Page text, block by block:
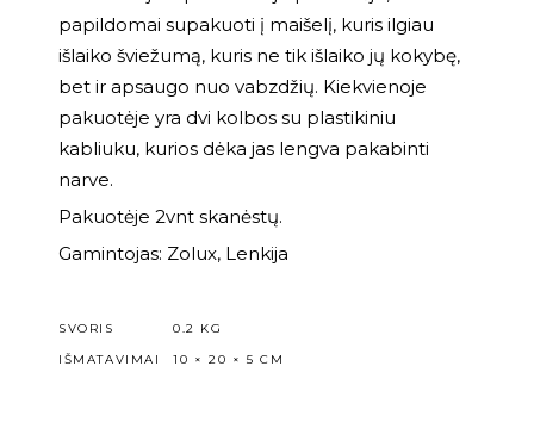
papildomai supakuoti į maišelį, kuris ilgiau
išlaiko šviežumą, kuris ne tik išlaiko jų kokybę,
bet ir apsaugo nuo vabzdžių. Kiekvienoje
pakuotėje yra dvi kolbos su plastikiniu
kabliuku, kurios dėka jas lengva pakabinti
narve.
Pakuotėje 2vnt skanėstų.
Gamintojas: Zolux, Lenkija
SVORIS
0.2 KG
IŠMATAVIMAI
10 × 20 × 5 CM